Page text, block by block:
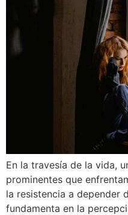
En la travesía de la vida,
prominentes que
la resistencia a depender
fundamenta en la